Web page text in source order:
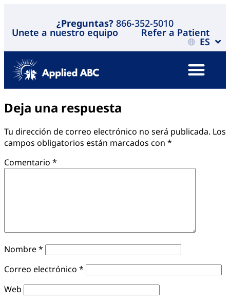
¿Preguntas? 866-352-5010
Unete a nuestro equipo Refer a Patient
ES
Deja una respuesta
Tu dirección de correo electrónico no será publicada. Los
campos obligatorios están marcados con *
Comentario *
Nombre*
Correo electrónico *
Web